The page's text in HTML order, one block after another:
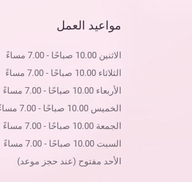
مواعيد العمل
الاثنين 10.00 صباحًا - 7.00 مساءً
الثلاثاء 10.00 صباحًا - 7.00 مساءً
الأربعاء 10.00 صباحًا - 7.00 مساءً
الخميس 10.00 صباحًا - 7.00 مساءً
الجمعة 10.00 صباحًا - 7.00 مساءً
السبت 10.00 صباحًا - 7.00 مساءً
الأحد مفتوح (عند حجز موعد)